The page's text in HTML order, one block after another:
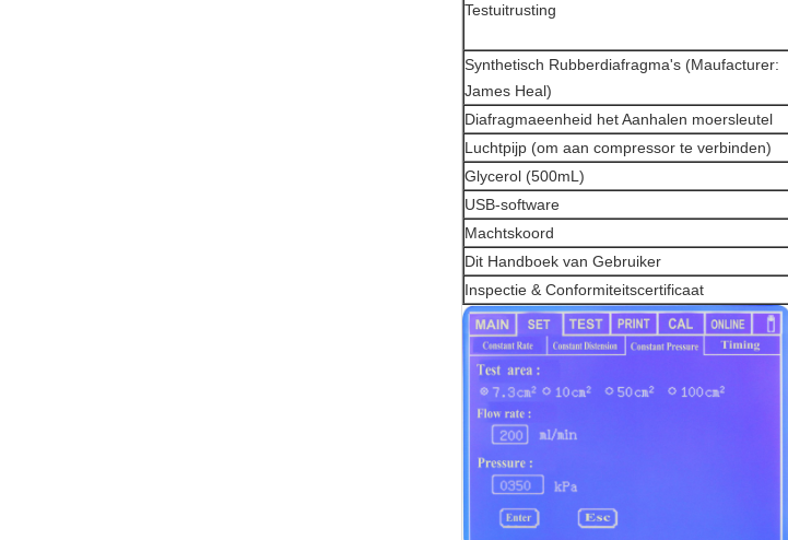
Testuitrusting
Synthetisch Rubberdiafragma's (Maufacturer:
James Heal)
Diafragmaeenheid het Aanhalen moersleutel
Luchtpijp (om aan compressor te verbinden)
Glycerol (500mL)
USB-software
Machtskoord
Dit Handboek van Gebruiker
Inspectie & Conformiteitscertificaat